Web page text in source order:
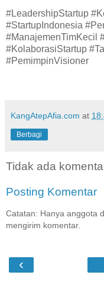
#LeadershipStartup
#StartupIndonesia
#ManajemenTimKecil
#KolaborasiStartup
#PemimpinVisioner
KangAtepAfia.com at
Berbagi
Tidak ada
Posting Komentar
Catatan: Hanya anggota
mengirim komentar.
‹